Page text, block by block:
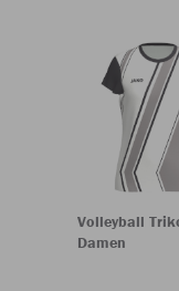
Volleyball
Damen